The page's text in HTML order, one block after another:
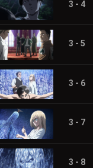
3 - 4
3 - 5
3 - 6
3 - 7
3 - 8